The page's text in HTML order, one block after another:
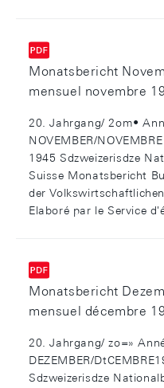
Monatsbericht
mensuel novembre
20. Jahrgang/ 2om•
NOVEMBER/
1945 Sdzweizerisdze
Suisse Monatsbericht
der
Elaboré par le Service
Monatsbericht
mensuel décembre
20. Jahrgang/ zo=»
DEZEMBER/
Sdzweizerisdze